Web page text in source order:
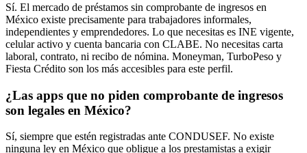
Sí. El mercado de préstamos sin comprobante de ingresos en
México existe precisamente para trabajadores informales,
independientes y emprendedores. Lo que necesitas es INE vigente,
celular activo y cuenta bancaria con CLABE. No necesitas carta
laboral, contrato, ni recibo de nómina. Moneyman, TurboPeso y
Fiesta Crédito son los más accesibles para este perfil.
¿Las apps que no piden comprobante de ingresos
son legales en México?
Sí, siempre que estén registradas ante CONDUSEF. No existe
ninguna ley en México que obligue a los prestamistas a exigir